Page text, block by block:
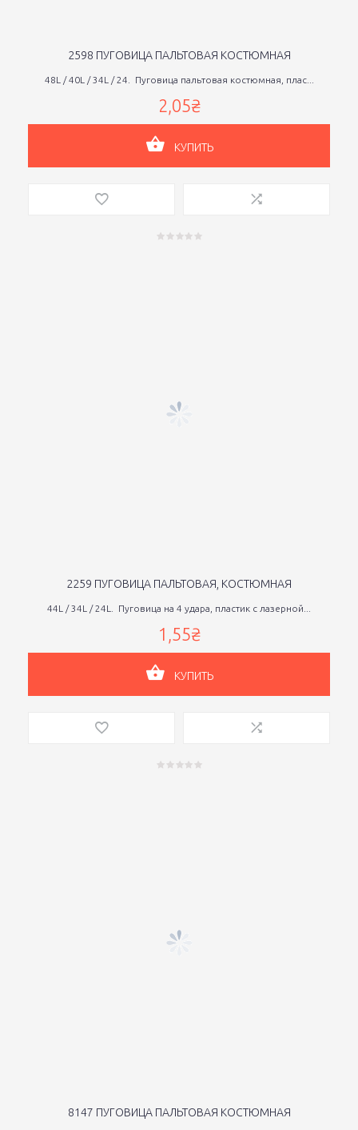
2598 ПУГОВИЦА ПАЛЬТОВАЯ КОСТЮМНАЯ
48L / 40L / 34L / 24. Пуговица пальтовая костюмная, плас...
2,05₴
КУПИТЬ
2259 ПУГОВИЦА ПАЛЬТОВАЯ, КОСТЮМНАЯ
44L / 34L / 24L. Пуговица на 4 удара, пластик с лазерной...
1,55₴
КУПИТЬ
8147 ПУГОВИЦА ПАЛЬТОВАЯ КОСТЮМНАЯ